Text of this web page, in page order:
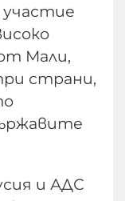
участие
Мали,
страни,
и АДС